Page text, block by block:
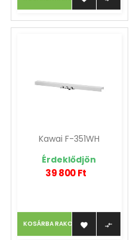
Kawai F-351WH
Érdeklődjön
39 800 Ft
KOSÁRBA RAKOM  